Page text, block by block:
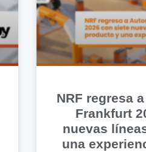
NRF regresa
Frankfurt
nuevas
una